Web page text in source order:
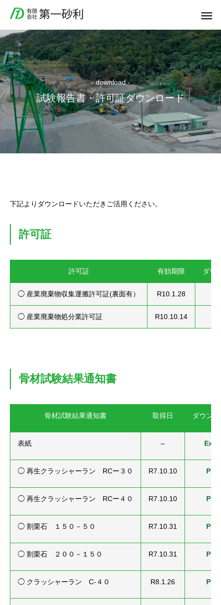
- download -
試験報告書・許可証ダウンロード
下記よりダウンロードいただきご活用ください。
許可証
許可証 有効期限 ダウ
◯ 産業廃棄物収集運搬許可証(裏面有） R10.1.28
◯ 産業廃棄物処分業許可証 R10.10.14
骨材試験結果通知書
骨材試験結果通知書 取得日 ダウン
表紙 –
◯ 再生クラッシャーラン RCー３０ R7.10.10 PDF
◯ 再生クラッシャーラン RCー４０ R7.10.10 PDF
◯ 割栗石 １５０－５０ R7.10.31 PDF
◯ 割栗石 ２００－１５０ R7.10.31 PDF
◯ クラッシャーラン C-４０ R8.1.26 PDF